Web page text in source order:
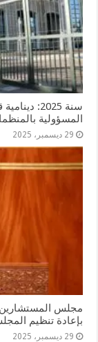
سنة 2025:
المسؤولية
29 ديسمبر، 2025
مجلس المستشارين
بإعادة تنظيم
29 ديسمبر، 2025